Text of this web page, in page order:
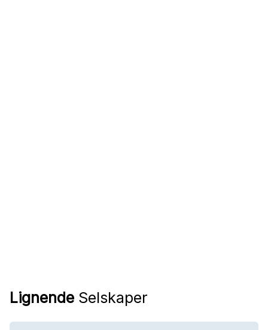
Lignende Selskaper